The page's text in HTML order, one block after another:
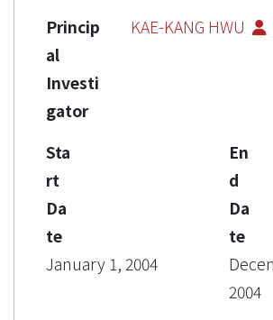
Princip
al
Investi
gator
KAE-KANG HWU
Sta
rt
Da
te
January 1, 2004
En
d
Da
te
2004